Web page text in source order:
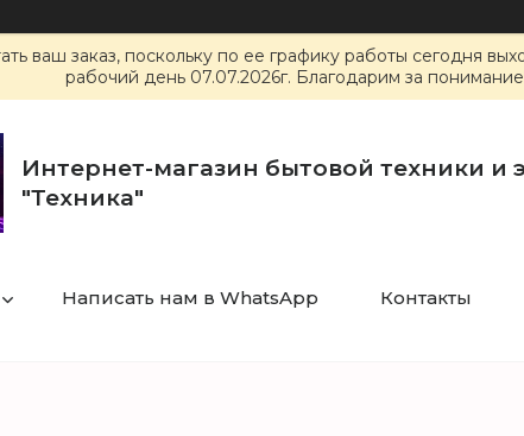
ваш заказ, поскольку по ее графику работы сегодня
рабочий день 07.07.2026г. Благодарим за
Интернет-магазин бытовой техники и
"Техника"
Написать нам в WhatsApp Контакты